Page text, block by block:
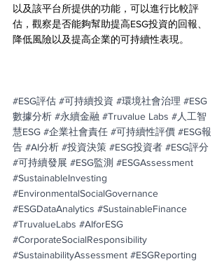
以及該平台所提供的功能，可以進行比較評
估，觀察是否能夠幫助提高ESG投資的回報、
降低風險以及提高企業的可持續性表現。
#ESG評估 #可持續投資 #環境社會治理 #ESG
數據分析 #永續金融 #Truvalue Labs #人工智
慧ESG #企業社會責任 #可持續性評價 #ESG報
告 #AI分析 #投資決策 #ESG投資者 #ESG評分
#可持續發展 #ESG監測 #ESGAssessment
#SustainableInvesting
#EnvironmentalSocialGovernance
#ESGDataAnalytics #SustainableFinance
#TruvalueLabs #AIforESG
#CorporateSocialResponsibility
#SustainabilityAssessment #ESGReporting